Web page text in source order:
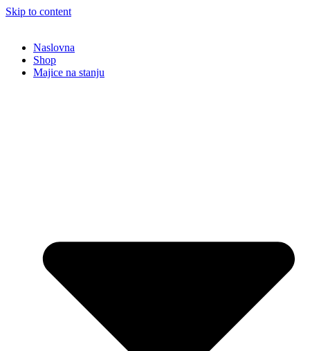
Skip to content
Naslovna
Shop
Majice na stanju